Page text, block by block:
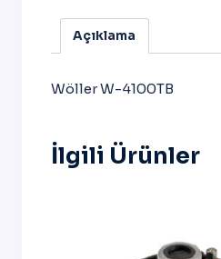
Açıklama
Wöller W-4100TB
İlgili Ürünler